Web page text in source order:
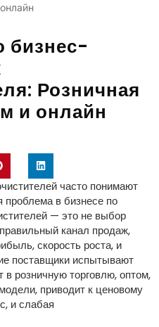
бизнес-
Розничная
и онлайн
часто понимают
в бизнесе по
— это не выбор
канал продаж,
скорость роста, и
поставщики испытывают
в розничную торговлю, оптом,
приводит к ценовому
и слабая